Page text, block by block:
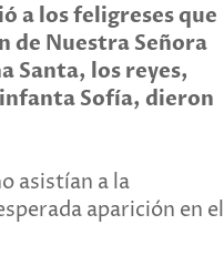
a los feligreses que
de Nuestra Señora
Santa, los reyes,
infanta Sofía, dieron
asistían a la
aparición en el